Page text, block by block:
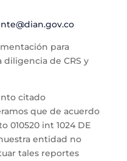
para
de CRS y
citado
que de acuerdo
010520 int 1024 DE
entidad no
tales reportes